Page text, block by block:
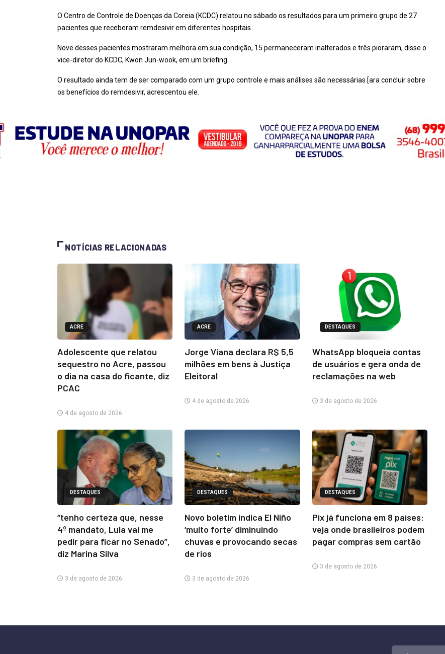
O Centro de Controle de Doenças da Coreia (KCDC) relatou no sábado os resultados para um primeiro grupo de 27
pacientes que receberam remdesivir em diferentes hospitais.
Nove desses pacientes mostraram melhora em sua condição, 15 permaneceram inalterados e três pioraram, disse o
vice-diretor do KCDC, Kwon Jun-wook, em um briefing.
O resultado ainda tem de ser comparado com um grupo controle e mais análises são necessárias [ara concluir sobre
os benefícios do remdesivir, acrescentou ele.
NOTÍCIAS RELACIONADAS
ACRE
Adolescente que relatou
sequestro no Acre, passou
o dia na casa do ficante, diz
PCAC
4 de agosto de 2026
ACRE
Jorge Viana declara R$ 5,5
milhões em bens à Justiça
Eleitoral
4 de agosto de 2026
DESTAQUES
WhatsApp bloqueia contas
de usuários e gera onda de
reclamações na web
3 de agosto de 2026
DESTAQUES
“tenho certeza que, nesse
4º mandato, Lula vai me
pedir para ficar no Senado”,
diz Marina Silva
3 de agosto de 2026
DESTAQUES
Novo boletim indica El Niño
‘muito forte’ diminuindo
chuvas e provocando secas
de rios
3 de agosto de 2026
DESTAQUES
Pix já funciona em 8 países:
veja onde brasileiros podem
pagar compras sem cartão
3 de agosto de 2026